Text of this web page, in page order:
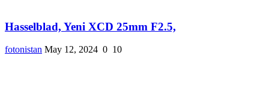
Hasselblad, Yeni XCD 25mm F2.5,
fotonistan May 12, 2024 0 10